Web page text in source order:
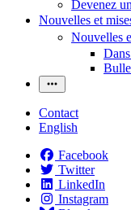
Devenez
Nouvelles et
Nouvelles
Contact
English
Facebook
Twitter
LinkedIn
Instagram